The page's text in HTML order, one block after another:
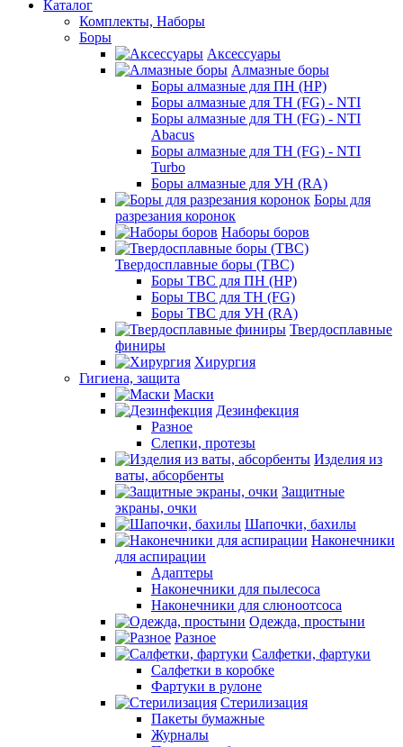
Каталог
Комплекты, Наборы
Боры
Аксессуары
Алмазные боры
Боры алмазные для ПН (HP)
Боры алмазные для ТН (FG) - NTI
Боры алмазные для ТН (FG) - NTI
Abacus
Боры алмазные для ТН (FG) - NTI
Turbo
Боры алмазные для УН (RA)
Боры для
разрезания коронок
Наборы боров
Твердосплавные боры (ТВС)
Боры ТВС для ПН (HP)
Боры ТВС для ТН (FG)
Боры ТВС для УН (RA)
Твердосплавные
финиры
Хирургия
Гигиена, защита
Маски
Дезинфекция
Разное
Слепки, протезы
Изделия из
ваты, абсорбенты
Защитные
экраны, очки
Шапочки, бахилы
Наконечники
для аспирации
Адаптеры
Наконечники для пылесоса
Наконечники для слюноотсоса
Одежда, простыни
Разное
Салфетки, фартуки
Салфетки в коробке
Фартуки в рулоне
Стерилизация
Пакеты бумажные
Журналы